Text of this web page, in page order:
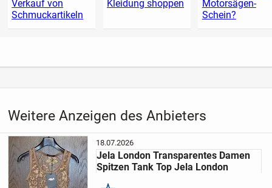
Verkauf von
Schmuckartikeln
Kleidung shoppen
Motorsägen-
Schein?
Weitere Anzeigen des Anbieters
18.07.2026
Jela London Transparentes Damen
Spitzen Tank Top Jela London